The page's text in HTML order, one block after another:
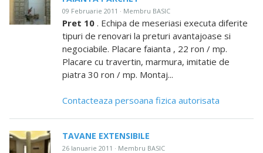
09 Februarie 2011 · Membru BASIC
Pret 10 . Echipa de meseriasi executa diferite
tipuri de renovari la preturi avantajoase si
negociabile. Placare faianta , 22 ron / mp.
Placare cu travertin, marmura, imitatie de
piatra 30 ron / mp. Montaj...
Contacteaza persoana fizica autorisata
TAVANE EXTENSIBILE
26 Ianuarie 2011 · Membru BASIC